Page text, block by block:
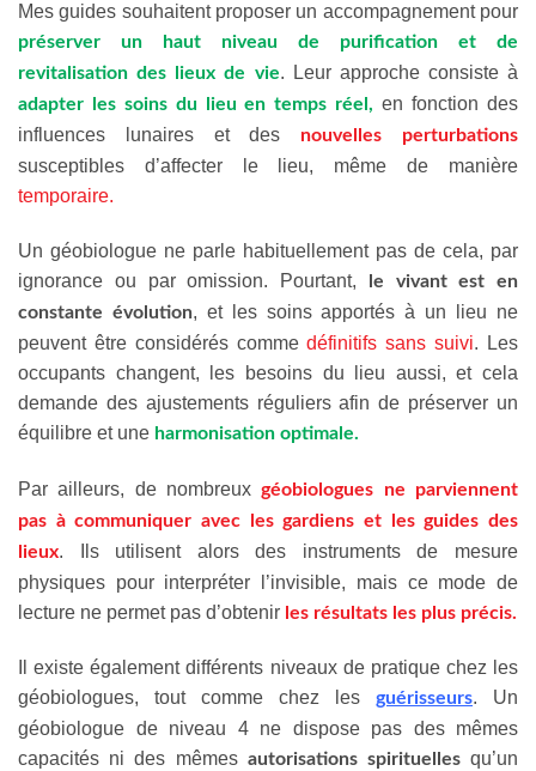
Mes guides souhaitent proposer un accompagnement pour
préserver un haut niveau de purification et de
revitalisation des lieux de vie. Leur approche consiste à
adapter les soins du lieu en temps réel, en fonction des
influences lunaires et des nouvelles perturbations
susceptibles d’affecter le lieu, même de manière
temporaire.
Un géobiologue ne parle habituellement pas de cela, par
ignorance ou par omission. Pourtant,
le vivant est en
constante évolution, et les soins apportés à un lieu ne
peuvent être considérés commedéfinitifs sans suivi. Les
occupants changent, les besoins du lieu aussi, et cela
demande des ajustements réguliers afin de préserver un
équilibre et une harmonisation optimale.
Par ailleurs, de nombreuxgéobiologues ne parviennent
pas à communiquer avec les gardiens et les guides des
lieux. Ils utilisent alors des instruments de mesure
physiques pour interpréter l’invisible, mais ce mode de
lecture ne permet pas d’obtenir les résultats les plus précis.
Il existe également différents niveaux de pratique chez les
géobiologues, tout comme chez les guérisseurs. Un
géobiologue de niveau 4 ne dispose pas des mêmes
capacités ni des mêmes autorisations spirituellesqu’un